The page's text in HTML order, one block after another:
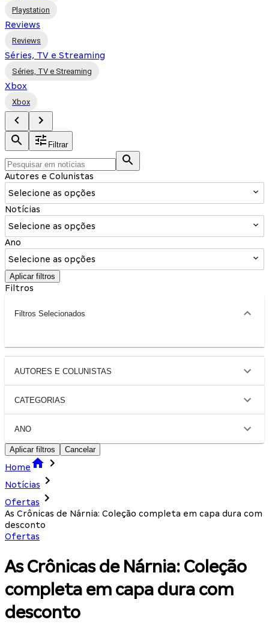
Playstation
Reviews
Reviews
Séries, TV e Streaming
Séries, TV e Streaming
Xbox
Xbox
Filtrar
Autores e Colunistas
Selecione as opções
Notícias
Selecione as opções
Ano
Selecione as opções
Aplicar filtros
Filtros
Filtros Selecionados
AUTORES E COLUNISTAS
CATEGORIAS
ANO
Aplicar filtros Cancelar
Home
Notícias
Ofertas
As Crônicas de Nárnia: Coleção completa em capa dura com
desconto
Ofertas
As Crônicas de Nárnia: Coleção
completa em capa dura com
desconto